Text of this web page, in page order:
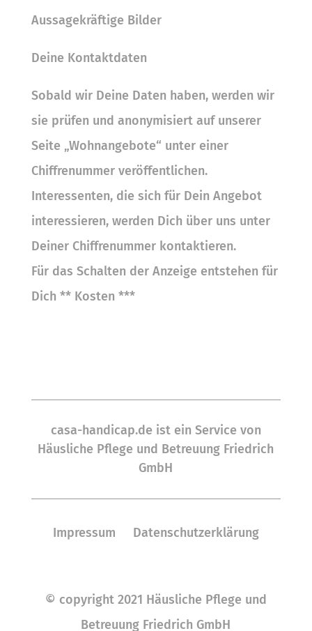
Aussagekräftige Bilder
Deine Kontaktdaten
Sobald wir Deine Daten haben, werden wir
sie prüfen und anonymisiert auf unserer
Seite „Wohnangebote“ unter einer
Chiffrenummer veröffentlichen.
Interessenten, die sich für Dein Angebot
interessieren, werden Dich über uns unter
Deiner Chiffrenummer kontaktieren.
Für das Schalten der Anzeige entstehen für
Dich ** Kosten ***
casa-handicap.de ist ein Service von
Häusliche Pflege und Betreuung Friedrich
GmbH
Impressum Datenschutzerklärung
© copyright 2021 Häusliche Pflege und
Betreuung Friedrich GmbH